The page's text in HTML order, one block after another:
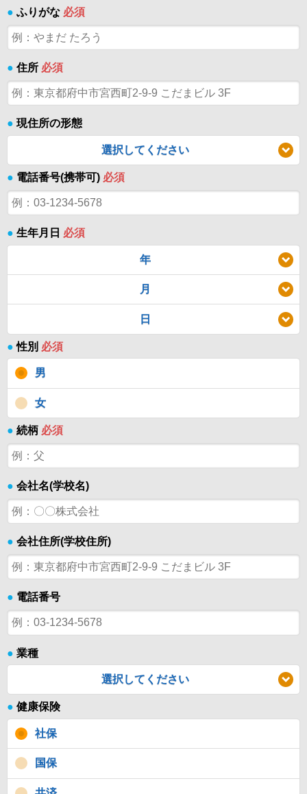
● ふりがな 必須
● 住所 必須
● 現住所の形態
選択してください
● 電話番号(携帯可) 必須
● 生年月日 必須
年
月
日
● 性別 必須
男
女
● 続柄 必須
● 会社名(学校名)
● 会社住所(学校住所)
● 電話番号
● 業種
選択してください
● 健康保険
社保
国保